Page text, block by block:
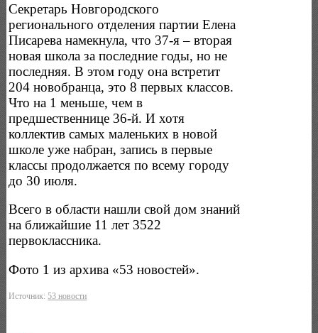
Секретарь Новгородского
регионального отделения партии Елена
Писарева намекнула, что 37-я – вторая
новая школа за последние годы, но не
последняя. В этом году она встретит
204 новобранца, это 8 первых классов.
Что на 1 меньше, чем в
предшественнице 36-й. И хотя
коллектив самых маленьких в новой
школе уже набран, запись в первые
классы продолжается по всему городу
до 30 июля.
Всего в области нашли свой дом знаний
на ближайшие 11 лет 3522
первоклассника.
Фото 1 из архива «53 новостей».
Источник:53 новости